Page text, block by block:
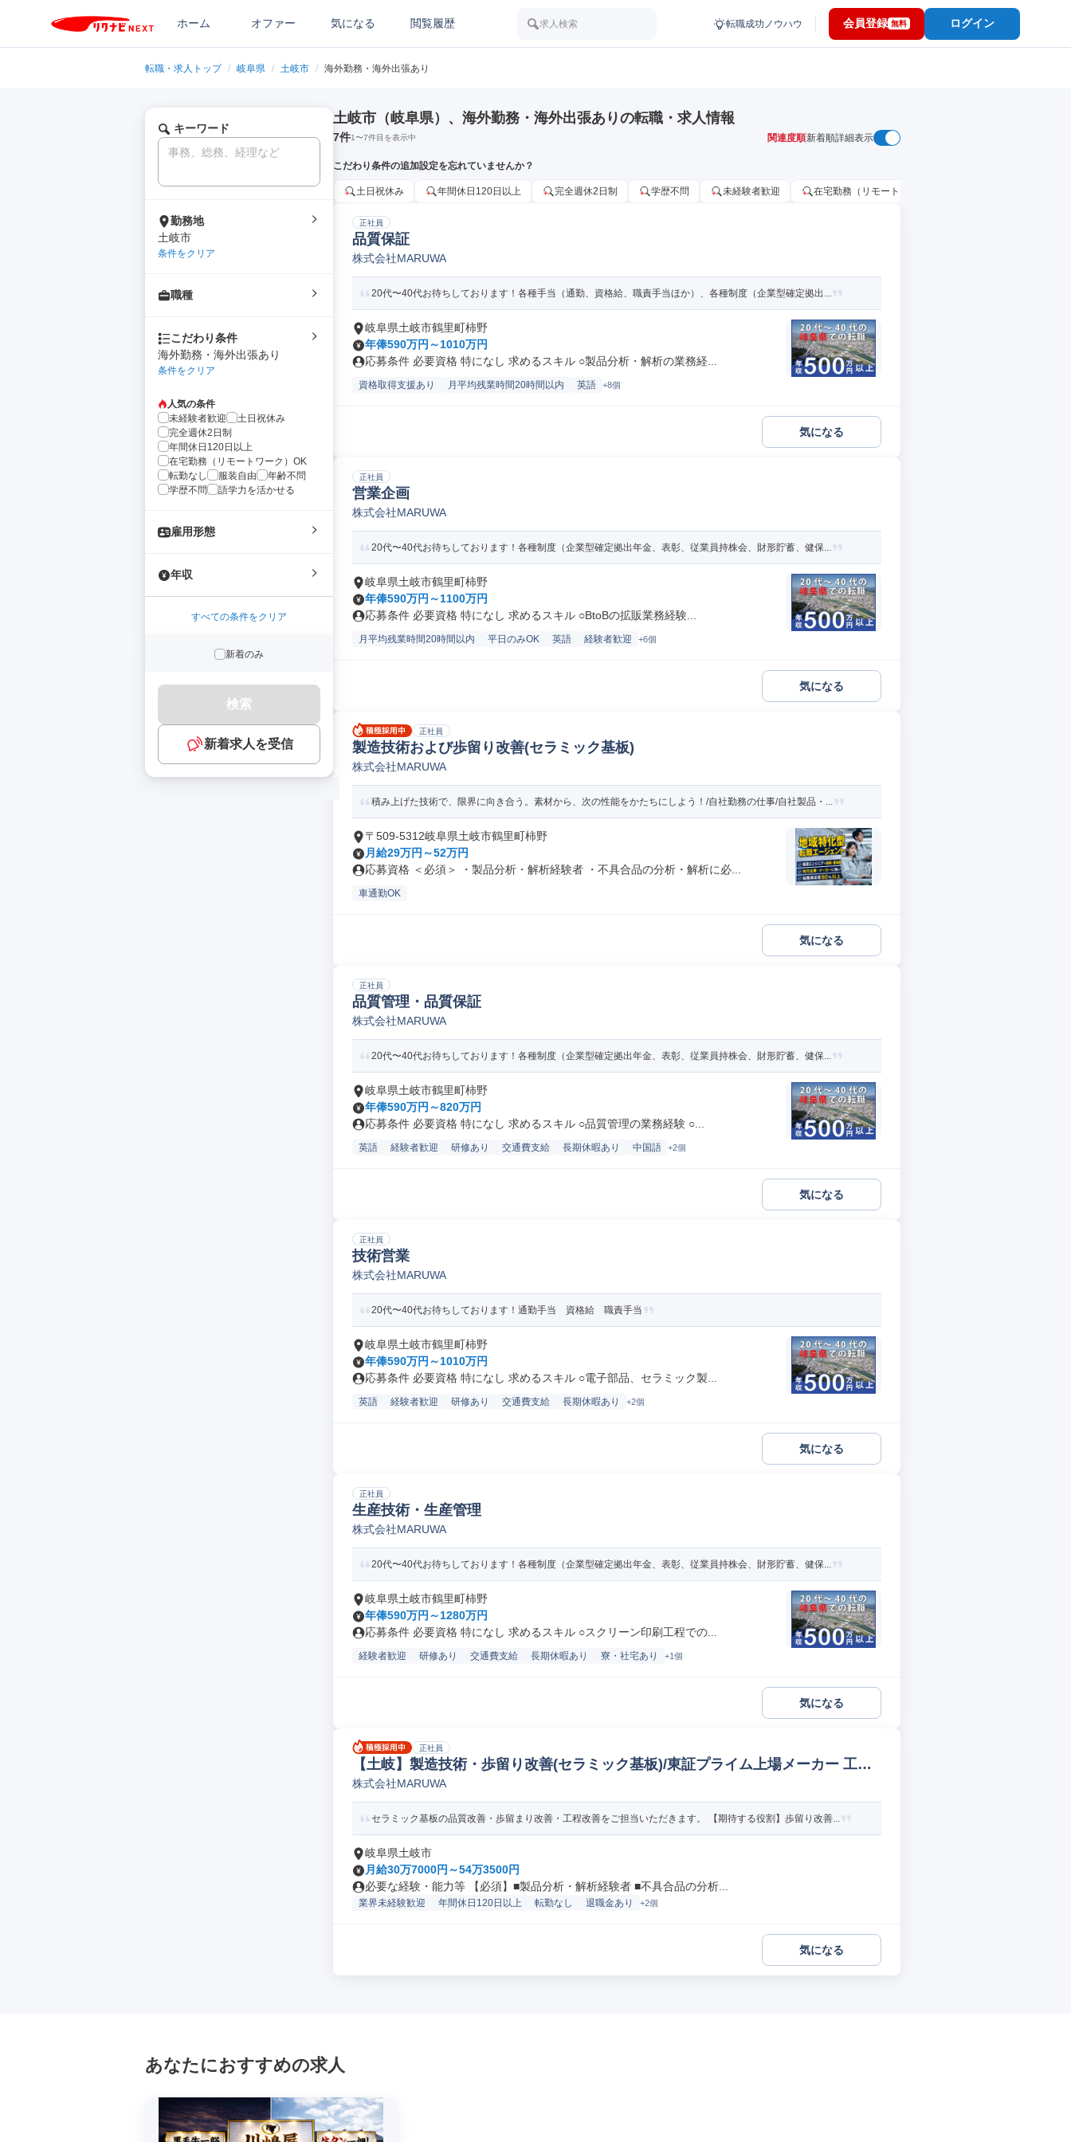
ホーム オファー 気になる 閲覧履歴 求人検索 転職成功ノウハウ 会員登録 無料 ログイン
転職・求人トップ / 岐阜県 / 土岐市 / 海外勤務・海外出張あり
キーワード
勤務地
土岐市
条件をクリア
職種
こだわり条件
海外勤務・海外出張あり
条件をクリア
人気の条件
未経験者歓迎
土日祝休み
完全週休2日制
年間休日120日以上
在宅勤務（リモートワーク）OK
転勤なし
服装自由
年齢不問
学歴不問
語学力を活かせる
雇用形態
年収
すべての条件をクリア
新着のみ
検索
新着求人を受信
土岐市（岐阜県）、海外勤務・海外出張ありの転職・求人情報
7件1〜7件目を表示中 関連度順新着順詳細表示
こだわり条件の追加設定を忘れていませんか？
土日祝休み 年間休日120日以上 完全週休2日制 学歴不問 未経験者歓迎 在宅勤務（リモートワーク）OK
正社員
品質保証
株式会社MARUWA
20代〜40代お待ちしております！各種手当（通勤、資格給、職責手当ほか）、各種制度（企業型確定拠出...
岐阜県土岐市鶴里町柿野
年俸590万円～1010万円
応募条件 必要資格 特になし 求めるスキル ○製品分析・解析の業務経...
資格取得支援あり 月平均残業時間20時間以内 英語 +8個
気になる
正社員
営業企画
株式会社MARUWA
20代〜40代お待ちしております！各種制度（企業型確定拠出年金、表彰、従業員持株会、財形貯蓄、健保...
岐阜県土岐市鶴里町柿野
年俸590万円～1100万円
応募条件 必要資格 特になし 求めるスキル ○BtoBの拡販業務経験...
月平均残業時間20時間以内 平日のみOK 英語 経験者歓迎 +6個
気になる
正社員
製造技術および歩留り改善(セラミック基板)
株式会社MARUWA
積み上げた技術で、限界に向き合う。素材から、次の性能をかたちにしよう！/自社勤務の仕事/自社製品・...
〒509-5312岐阜県土岐市鶴里町柿野
月給29万円～52万円
応募資格 ＜必須＞ ・製品分析・解析経験者 ・不具合品の分析・解析に必...
車通勤OK
気になる
正社員
品質管理・品質保証
株式会社MARUWA
20代〜40代お待ちしております！各種制度（企業型確定拠出年金、表彰、従業員持株会、財形貯蓄、健保...
岐阜県土岐市鶴里町柿野
年俸590万円～820万円
応募条件 必要資格 特になし 求めるスキル ○品質管理の業務経験 ○...
英語 経験者歓迎 研修あり 交通費支給 長期休暇あり 中国語 +2個
気になる
正社員
技術営業
株式会社MARUWA
20代〜40代お待ちしております！通勤手当 資格給 職責手当
岐阜県土岐市鶴里町柿野
年俸590万円～1010万円
応募条件 必要資格 特になし 求めるスキル ○電子部品、セラミック製...
英語 経験者歓迎 研修あり 交通費支給 長期休暇あり +2個
気になる
正社員
生産技術・生産管理
株式会社MARUWA
20代〜40代お待ちしております！各種制度（企業型確定拠出年金、表彰、従業員持株会、財形貯蓄、健保...
岐阜県土岐市鶴里町柿野
年俸590万円～1280万円
応募条件 必要資格 特になし 求めるスキル ○スクリーン印刷工程での...
経験者歓迎 研修あり 交通費支給 長期休暇あり 寮・社宅あり +1個
気になる
正社員
【土岐】製造技術・歩留り改善(セラミック基板)/東証プライム上場メーカー 工程
改善/IE
株式会社MARUWA
セラミック基板の品質改善・歩留まり改善・工程改善をご担当いただきます。 【期待する役割】歩留り改善...
岐阜県土岐市
月給30万7000円～54万3500円
必要な経験・能力等 【必須】■製品分析・解析経験者 ■不具合品の分析...
業界未経験歓迎 年間休日120日以上 転勤なし 退職金あり +2個
気になる
あなたにおすすめの求人